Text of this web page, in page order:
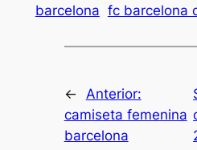
barcelona fc barcelona
←
Anterior:
camiseta femenina
barcelona